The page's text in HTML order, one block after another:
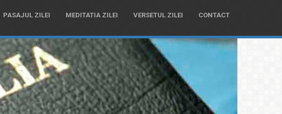
PASAJUL ZILEI MEDITATIA ZILEI VERSETUL ZILEI CONTACT